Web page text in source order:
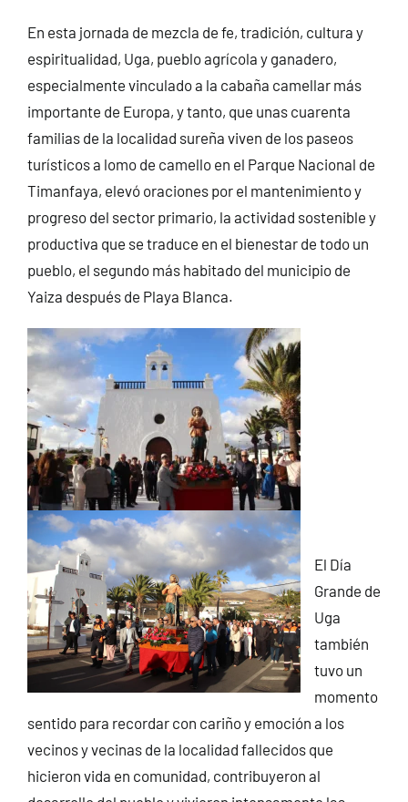
En esta jornada de mezcla de fe, tradición, cultura y
espiritualidad, Uga, pueblo agrícola y ganadero,
especialmente vinculado a la cabaña camellar más
importante de Europa, y tanto, que unas cuarenta
familias de la localidad sureña viven de los paseos
turísticos a lomo de camello en el Parque Nacional de
Timanfaya, elevó oraciones por el mantenimiento y
progreso del sector primario, la actividad sostenible y
productiva que se traduce en el bienestar de todo un
pueblo, el segundo más habitado del municipio de
Yaiza después de Playa Blanca.
El Día
Grande de
Uga
también
tuvo un
momento
sentido para recordar con cariño y emoción a los
vecinos y vecinas de la localidad fallecidos que
hicieron vida en comunidad, contribuyeron al